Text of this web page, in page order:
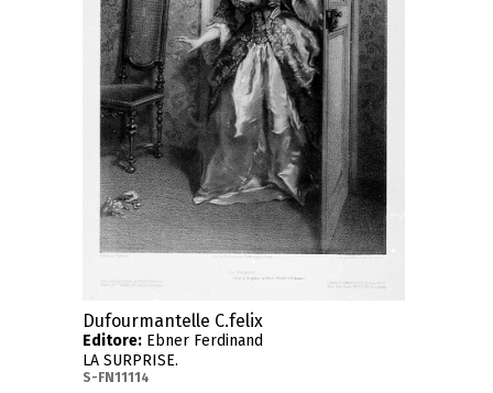
Dufourmantelle C.felix
Editore:Ebner Ferdinand
LA SURPRISE.
S-FN11114